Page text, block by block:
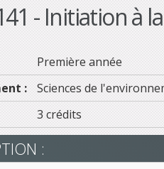
- Initiation à
Première année
:
Sciences de
3 crédits
: